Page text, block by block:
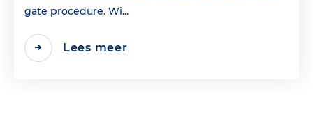
gate procedure. Wi...
Lees meer